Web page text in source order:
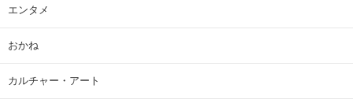
エンタメ
おかね
カルチャー・アート